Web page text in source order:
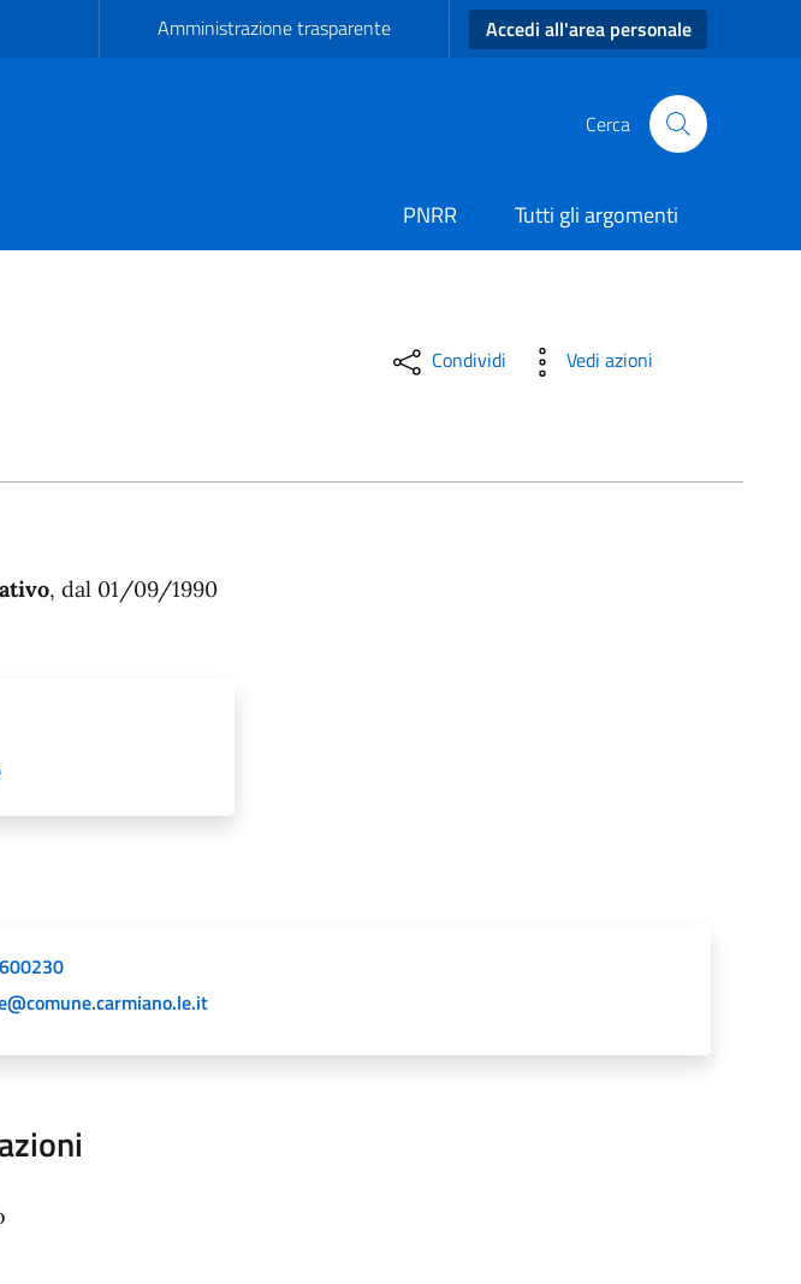
Amministrazione trasparente Accedi all'area personale
Cerca
PNRR
Tutti gli argomenti
Condividi Vedi azioni
, dal 01/09/1990